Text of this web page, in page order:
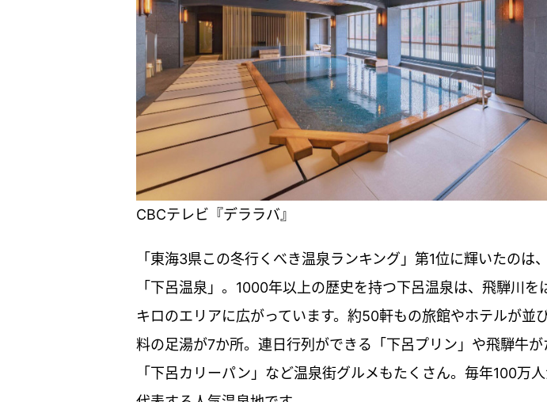
CBCテレビ『デララバ』
「東海3県この冬行くべき温泉ランキング」第1位に輝いたのは
「下呂温泉」。1000年以上の歴史を持つ下呂温泉は、飛騨川を
キロのエリアに広がっています。約50軒もの旅館やホテルが並
料の足湯が7か所。連日行列ができる「下呂プリン」や飛騨牛
「下呂カリーパン」など温泉街グルメもたくさん。毎年100万